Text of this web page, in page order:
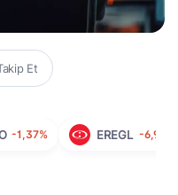
Et
-1,37% EREGL -6,93%